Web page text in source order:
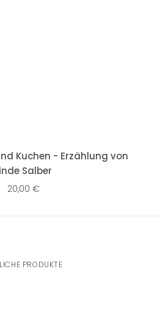
WARENKORB
Kuchen - Erzählung von
Salber
20,00 €
PRODUKTE